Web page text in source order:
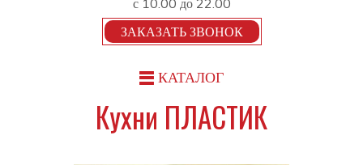
с 10.00 до 22.00
ЗАКАЗАТЬ ЗВОНОК
КАТАЛОГ
Кухни ПЛАСТИК